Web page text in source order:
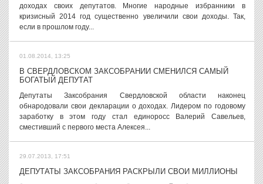
доходах своих депутатов. Многие народные избранники в
кризисный 2014 год существенно увеличили свои доходы. Так,
если в прошлом году...
01.08.2014, 13:25
В СВЕРДЛОВСКОМ ЗАКСОБРАНИИ СМЕНИЛСЯ САМЫЙ
БОГАТЫЙ ДЕПУТАТ
Депутаты Заксобрания Свердловской области наконец
обнародовали свои декларации о доходах. Лидером по годовому
заработку в этом году стал единоросс Валерий Савельев,
сместивший с первого места Алексея...
29.07.2013, 17:51
ДЕПУТАТЫ ЗАКСОБРАНИЯ РАСКРЫЛИ СВОИ МИЛЛИОНЫ